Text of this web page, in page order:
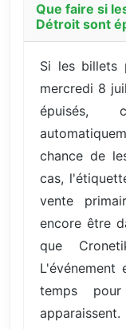
Que faire si
Détroit sont
Si les billets
mercredi 8
chance de
cas,
vente
encore être
que
temps
apparaissent.